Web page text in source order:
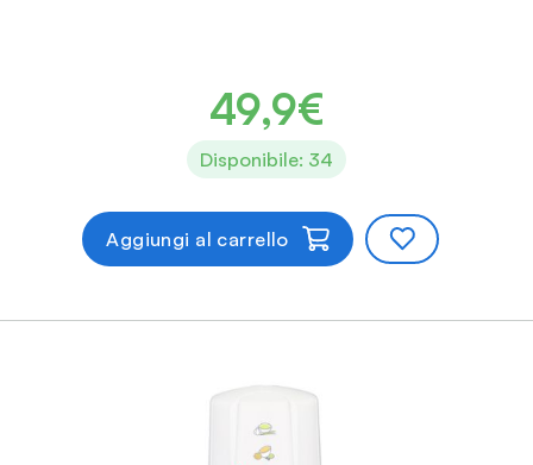
49,9€
Disponibile: 34
Aggiungi al carrello